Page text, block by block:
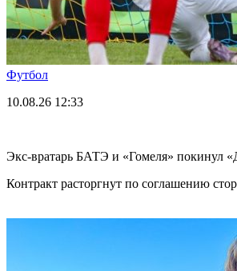
Футбол
10.08.26 12:33
Экс-вратарь БАТЭ и «Гомеля» покинул
Контракт расторгнут по соглашению